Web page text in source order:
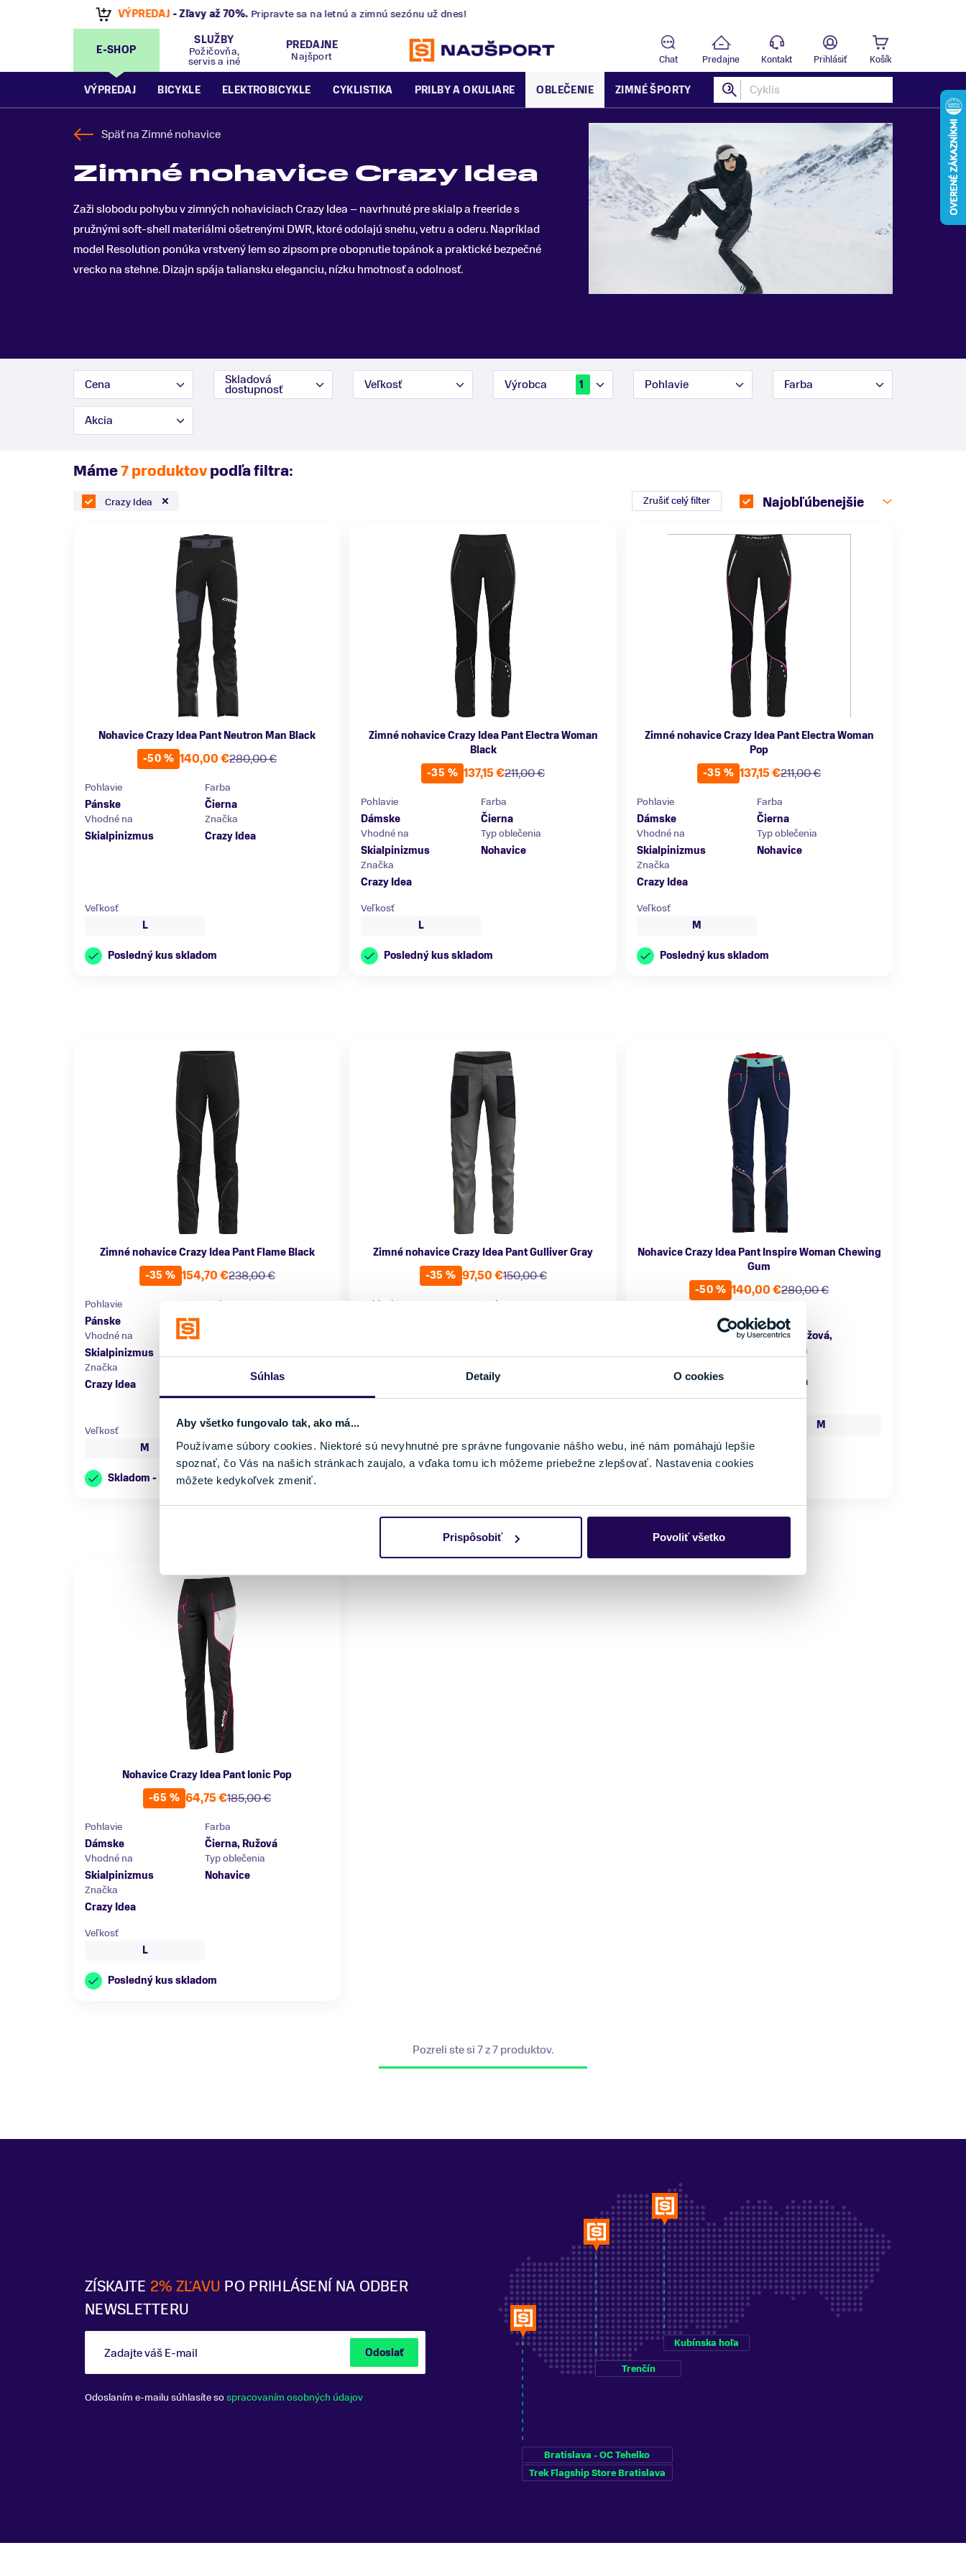
Súhlas Detaily O cookies
Aby všetko fungovalo tak, ako má...
Používame súbory cookies. Niektoré sú nevyhnutné pre správne fungovanie nášho webu, iné nám pomáhajú lepšie
spoznať, čo Vás na našich stránkach zaujalo, a vďaka tomu ich môžeme priebežne zlepšovať. Nastavenia cookies
môžete kedykoľvek zmeniť.
Prispôsobiť Povoliť všetko
VÝPREDAJ- Zľavy až 70%.Pripravte sa na letnú a zimnú sezónu už dnes!
E-SHOP
SLUŽBY
Požičovňa,
servis a iné
PREDAJNE
Najšport
Chat Predajne Kontakt Prihlásiť Košík
VÝPREDAJ BICYKLE ELEKTROBICYKLE CYKLISTIKA PRILBY A OKULIARE OBLEČENIE ZIMNÉ ŠPORTY
Späť naZimné nohavice
Zimné nohavice Crazy Idea
Zaži slobodu pohybu v zimných nohaviciach Crazy Idea – navrhnuté pre skialp a freeride s
pružnými soft-shell materiálmi ošetrenými DWR, ktoré odolajú snehu, vetru a oderu. Napríklad
model Resolution ponúka vrstvený lem so zipsom pre obopnutie topánok a praktické bezpečné
vrecko na stehne. Dizajn spája taliansku eleganciu, nízku hmotnosť a odolnosť.
Cena Skladová
dostupnosť Veľkosť Výrobca 1 Pohlavie Farba
Akcia
Máme7 produktovpodľa filtra:
Crazy Idea Zrušiť celý filter Najobľúbenejšie
Nohavice Crazy Idea Pant Neutron Man Black
-50 %
280,00 €
140,00 €
Pohlavie
Pánske
Farba
Čierna
Vhodné na
Skialpinizmus
Značka
Crazy Idea
Veľkosť
L
Posledný kus skladom
Zimné nohavice Crazy Idea Pant Electra Woman
Black
-35 %
211,00 €
137,15 €
Pohlavie
Dámske
Farba
Čierna
Vhodné na
Skialpinizmus
Typ oblečenia
Nohavice
Značka
Crazy Idea
Veľkosť
L
Posledný kus skladom
Zimné nohavice Crazy Idea Pant Electra Woman
Pop
-35 %
211,00 €
137,15 €
Pohlavie
Dámske
Farba
Čierna
Vhodné na
Skialpinizmus
Typ oblečenia
Nohavice
Značka
Crazy Idea
Veľkosť
M
Posledný kus skladom
Zimné nohavice Crazy Idea Pant Flame Black
-35 %
238,00 €
154,70 €
Pohlavie
Pánske
Farba
Vhodné na
Skialpinizmus
Nohavice
Značka
Crazy Idea
Veľkosť
M
Skladom - Ihneď k odberu
Zimné nohavice Crazy Idea Pant Gulliver Gray
-35 %
150,00 €
97,50 €
Pohlavie
Farba
Skialpinizmus
Nohavice
M
Nohavice Crazy Idea Pant Inspire Woman Chewing
Gum
-50 %
280,00 €
140,00 €
Farba
Čierna, Ružová,
Tyrkysová
Skialpinizmus
Crazy Idea
M
L
Nohavice Crazy Idea Pant Ionic Pop
-65 %
185,00 €
64,75 €
Pohlavie
Dámske
Farba
Čierna, Ružová
Vhodné na
Skialpinizmus
Typ oblečenia
Nohavice
Značka
Crazy Idea
Veľkosť
L
Posledný kus skladom
Pozreli ste si 7 z 7 produktov.
ZÍSKAJTE 2% ZĽAVU PO PRIHLÁSENÍ NA ODBER
NEWSLETTERU
Zadajte váš E-mail Odoslať
Odoslaním e-mailu súhlasíte sospracovaním osobných údajov
Bratislava - OC Tehelko
Trek Flagship Store Bratislava
Trenčín
Kubínska hoľa